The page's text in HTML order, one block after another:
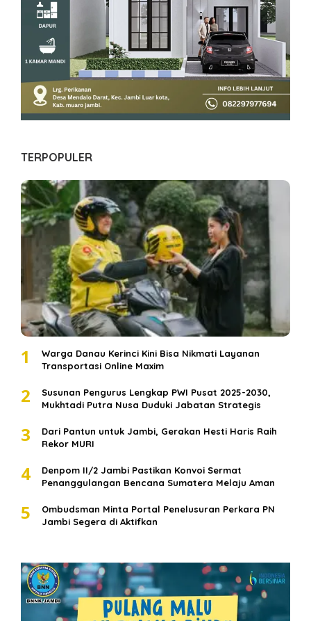
TERPOPULER
1
Warga Danau Kerinci Kini Bisa Nikmati Layanan
Transportasi Online Maxim
2
Susunan Pengurus Lengkap PWI Pusat 2025-2030,
Mukhtadi Putra Nusa Duduki Jabatan Strategis
3
Dari Pantun untuk Jambi, Gerakan Hesti Haris Raih
Rekor MURI
4
Denpom II/2 Jambi Pastikan Konvoi Sermat
Penanggulangan Bencana Sumatera Melaju Aman
5
Ombudsman Minta Portal Penelusuran Perkara PN
Jambi Segera di Aktifkan